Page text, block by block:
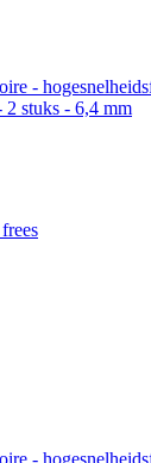
-
stuks - 6,4 mm
-